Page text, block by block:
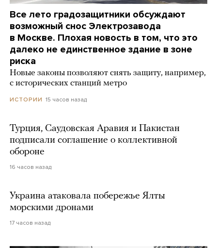
Все лето градозащитники обсуждают
возможный снос Электрозавода
в Москве. Плохая новость в том, что это
далеко не единственное здание в зоне
риска
Новые законы позволяют снять защиту, например,
с исторических станций метро
ИСТОРИИ 15 часов назад
Турция, Саудовская Аравия и Пакистан
подписали соглашение о коллективной
обороне
16 часов назад
Украина атаковала побережье Ялты
морскими дронами
17 часов назад